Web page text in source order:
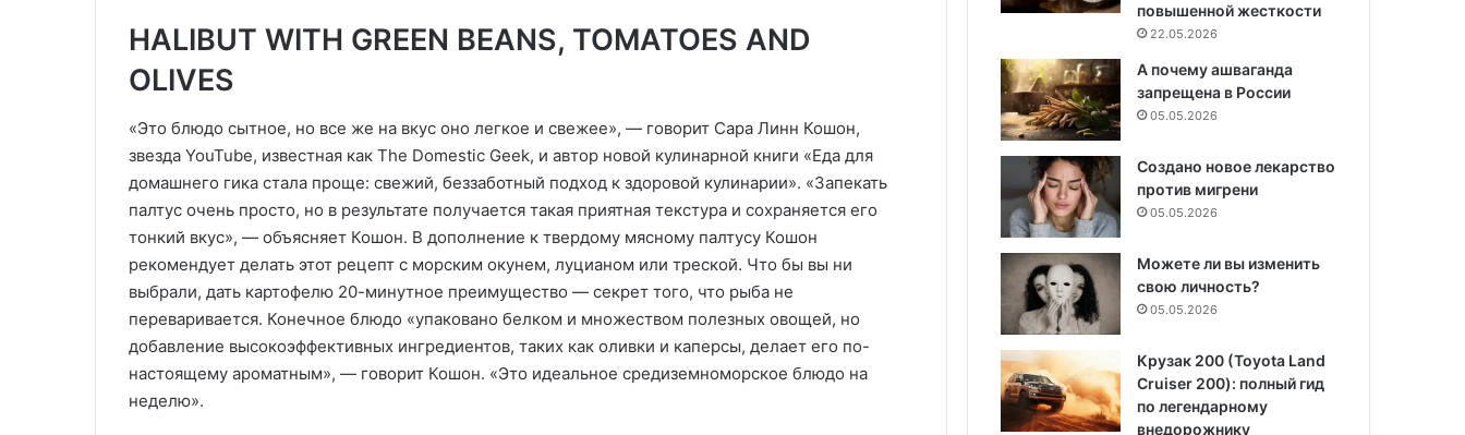
HALIBUT WITH GREEN BEANS, TOMATOES AND
OLIVES
«Это блюдо сытное, но все же на вкус оно легкое и свежее», — говорит Сара Линн Кошон,
звезда YouTube, известная как The Domestic Geek, и автор новой кулинарной книги «Еда для
домашнего гика стала проще: свежий, беззаботный подход к здоровой кулинарии». «Запекать
палтус очень просто, но в результате получается такая приятная текстура и сохраняется его
тонкий вкус», — объясняет Кошон. В дополнение к твердому мясному палтусу Кошон
рекомендует делать этот рецепт с морским окунем, луцианом или треской. Что бы вы ни
выбрали, дать картофелю 20-минутное преимущество — секрет того, что рыба не
переваривается. Конечное блюдо «упаковано белком и множеством полезных овощей, но
добавление высокоэффективных ингредиентов, таких как оливки и каперсы, делает его по-
настоящему ароматным», — говорит Кошон. «Это идеальное средиземноморское блюдо на
неделю».
Дубайский шоколад: 7 вкусов,
которые покоряют мир
повышенной жесткости
22.05.2026
А почему ашваганда
запрещена в России
05.05.2026
Создано новое лекарство
против мигрени
05.05.2026
Можете ли вы изменить
свою личность?
05.05.2026
Крузак 200 (Toyota Land
Cruiser 200): полный гид
по легендарному
внедорожнику